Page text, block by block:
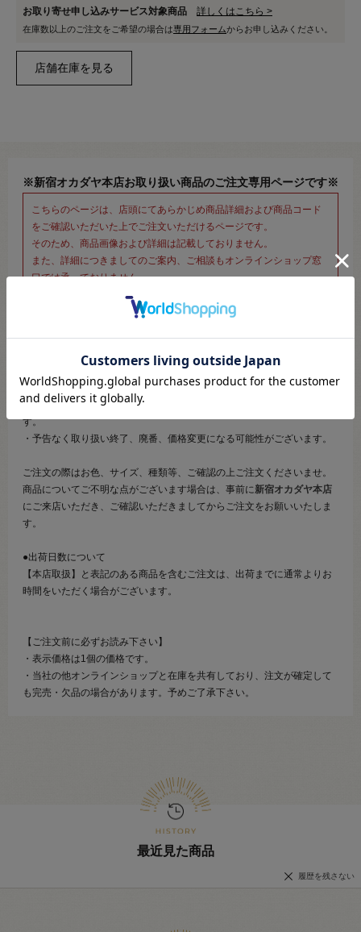
お取り寄せ申し込みサービス対象商品 詳しくはこちら >
在庫数以上のご注文をご希望の場合は専用フォームからお申し込みください。
※新宿オカダヤ本店お取り扱い商品のご注文専用ページです※
こちらのページは、店頭にてあらかじめ商品詳細および商品コード
をご確認いただいた上でご注文いただけるページです。
そのため、商品画像および詳細は記載しておりません。
また、詳細につきましてのご案内、ご相談もオンラインショップ窓
口では承っておりません。
併せて下記のご説明事項につきましてもご確認、ご了承の上、ご注
文いただきますようお願いいたします。
・メール等での画像送信はいたしかねますのでご了承くださいませ。
・商品の特性等により、ご注文後にご連絡を差し上げることがございま
す。
・予告なく取り扱い終了、廃番、価格変更になる可能性がございます。
ご注文の際はお色、サイズ、種類等、ご確認の上ご注文くださいませ。
商品についてご不明な点がございます場合は、事前に新宿オカダヤ本店
にご来店いただき、ご確認いただきましてからご注文をお願いいたしま
す。
●出荷日数について
【本店取扱】と表記のある商品を含むご注文は、出荷までに通常よりお
時間をいただく場合がございます。
【ご注文前に必ずお読み下さい】
・表示価格は1個の価格です。
・当社の他オンラインショップと在庫を共有しており、注文が確定して
も完売・欠品の場合があります。予めご了承下さい。
最近見た商品
履歴を残さない